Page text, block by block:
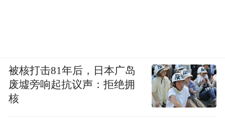
被核打击81年后，日本广岛
废墟旁响起抗议声：拒绝拥
核